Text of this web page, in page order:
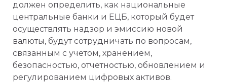
должен определить, как национальные
центральные банки и ЕЦБ, который будет
осуществлять надзор и эмиссию новой
валюты, будут сотрудничать по вопросам,
связанным с учетом, хранением,
безопасностью, отчетностью, обновлением и
регулированием цифровых активов.